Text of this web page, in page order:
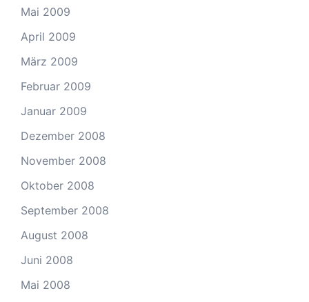
Mai 2009
April 2009
März 2009
Februar 2009
Januar 2009
Dezember 2008
November 2008
Oktober 2008
September 2008
August 2008
Juni 2008
Mai 2008